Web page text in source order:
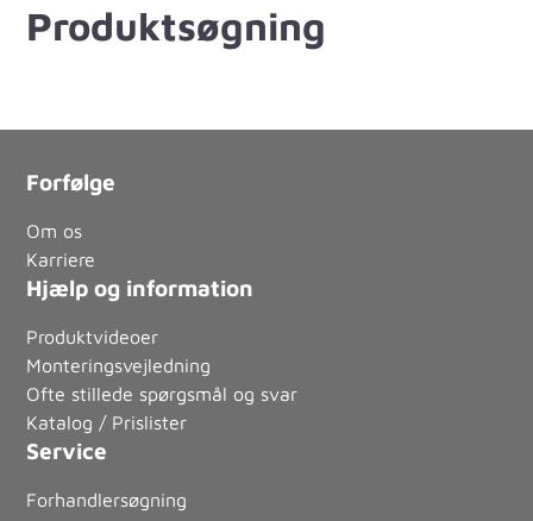
Produktsøgning
Forfølge
Om os
Karriere
Hjælp og information
Produktvideoer
Monteringsvejledning
Ofte stillede spørgsmål og svar
Katalog / Prislister
Service
Forhandlersøgning